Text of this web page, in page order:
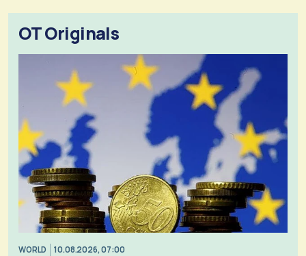
OT Originals
WORLD 10.08.2026, 07:00